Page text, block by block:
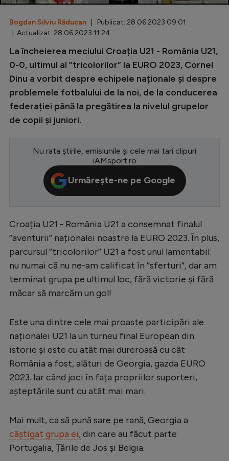
Inedit
Clasamente
Champions League
Europa League
Conference League
Premier League
LaLiga
Ligue 1
Campionate
Starurile fotbalului
EURO 2024
Clasamente
Tenis
Natație
Formula 1
Bogdan Silviu Răducan | Publicat: 28.06.2023 09:01
| Actualizat: 28.06.2023 11:24
La încheierea meciului Croația U21 - România U21,
0-0, ultimul al ”tricolorilor” la EURO 2023, Cornel
Dinu a vorbit despre echipele naționale și despre
problemele fotbalului de la noi, de la conducerea
federației până la pregătirea la nivelul grupelor
de copii și juniori.
Nu rata știrile, emisiunile și cele mai tari clipuri
iAMsport.ro
Urmărește-ne pe Google
Croația U21 - România U21 a consemnat finalul
”aventurii” naționalei noastre la EURO 2023. În plus,
parcursul ”tricolorilor” U21 a fost unul lamentabil:
nu numai că nu ne-am calificat în ”sferturi”, dar am
terminat grupa pe ultimul loc, fără victorie și fără
măcar să marcăm un gol!
Este una dintre cele mai proaste participări ale
naționalei U21 la un turneu final European din
istorie și este cu atât mai dureroasă cu cât
România a fost, alături de Georgia, gazda EURO
2023. Iar când joci în fața propriilor suporteri,
așteptările sunt cu atât mai mari.
Mai mult, ca să pună sare pe rană, Georgia a
câștigat grupa ei, din care au făcut parte
Portugalia, Țările de Jos și Belgia.